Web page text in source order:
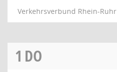
Verkehrsverbund Rhein-Ruhr
1 DO